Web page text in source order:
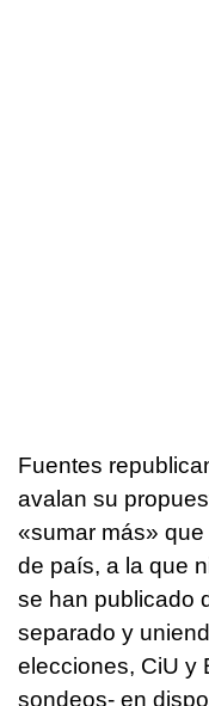
Fuentes
avalan su
«sumar más»
de país, a la que
se han publicado
separado y
elecciones, CiU y
sondeos- en